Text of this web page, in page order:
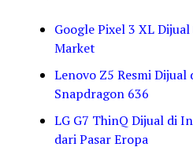
Google Pixel 3 XL
Market
Lenovo Z5 Resmi Dijual
Snapdragon 636
LG G7 ThinQ Dijual di
dari Pasar Eropa